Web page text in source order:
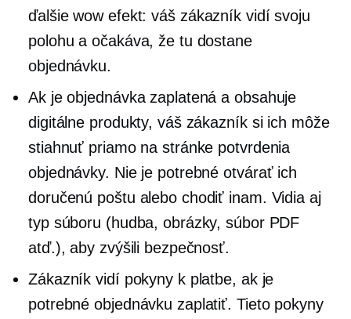
ďalšiewow efekt: váš zákazník vidí svoju
polohu a očakáva, že tu dostane
objednávku.
Ak je objednávka zaplatená a obsahuje
digitálne produkty, váš zákazník si ich môže
stiahnuť priamo na stránke potvrdenia
objednávky. Nie je potrebné otvárať ich
doručenú poštu alebo chodiť inam. Vidia aj
typ súboru (hudba, obrázky, súbor PDF
atď.), aby zvýšili bezpečnosť.
Zákazník vidí pokyny k platbe, ak je
potrebné objednávku zaplatiť. Tieto pokyny